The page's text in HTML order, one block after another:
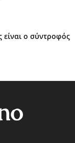
ο σύντροφός